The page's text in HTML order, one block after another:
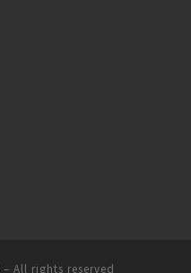
– All rights reserved